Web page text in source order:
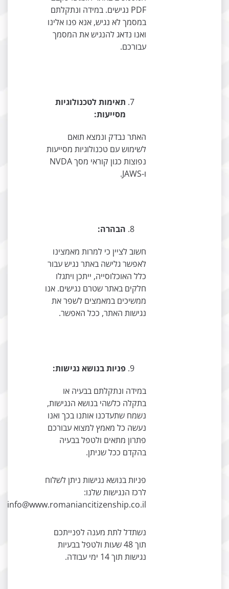
PDF נגישים. במידה ונתקלתם
במסמך לא נגיש, אנא פנו אלינו
ואנו נדאג להנגיש את המסמך
עבורכם.
תאימות לטכנולוגיות
מסייעות:
האתר נבדק ונמצא תואם
לשימוש עם טכנולוגיות מסייעות
נפוצות כגון קוראי מסך NVDA
הבהרה:
חשוב לציין כי למרות מאמצינו
לאפשר גלישה באתר נגיש עבור
כלל האוכלוסייה, ייתכן ויתגלו
חלקים באתר שטרם נגישים. אנו
ממשיכים במאמצים לשפר את
נגישות האתר, ככל האפשר.
פניות בנושא נגישות:
במידה ונתקלתם בבעיה או
בתקלה כלשהי בנושא הנגישות,
נשמח שתעדכנו אותנו בכך ואנו
נעשה כל מאמץ למצוא עבורכם
פתרון מתאים ולטפל בבעיה
בהקדם ככל שניתן.
פניות בנושא נגישות ניתן לשלוח
לרכז הנגישות שלנו:
info@www.romaniancitizenship.co.il
נשתדל לתת מענה לפנייתכם
תוך 48 שעות ולטפל בבעיות
נגישות תוך 14 ימי עבודה.